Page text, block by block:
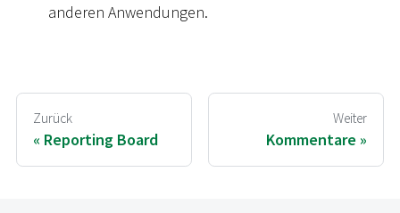
anderen Anwendungen.
Zurück
Reporting Board
Weiter
Kommentare